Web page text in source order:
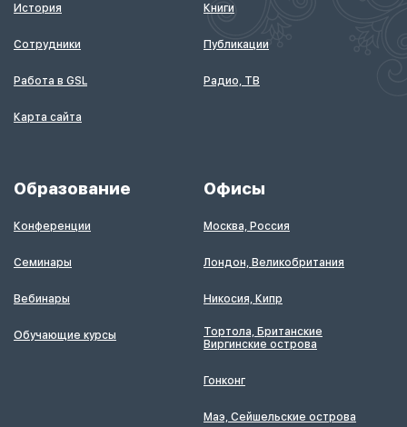
История
Сотрудники
Работа в GSL
Карта сайта
Книги
Публикации
Радио, ТВ
Образование
Конференции
Семинары
Вебинары
Обучающие курсы
Офисы
Москва, Россия
Лондон, Великобритания
Никосия, Кипр
Тортола, Британские
Виргинские острова
Гонконг
Маэ, Сейшельские острова